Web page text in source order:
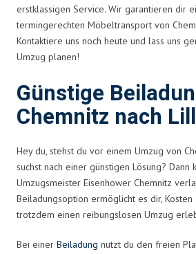
erstklassigen Service. Wir garantieren dir
termingerechten Möbeltransport von
Kontaktiere uns noch heute und lass uns
Umzug planen!
Günstige
Chemnitz nach
Hey du, stehst du vor einem Umzug von
suchst nach einer günstigen Lösung? Dann
Umzugsmeister Eisenhower Chemnitz
Beiladungsoption ermöglicht es dir,
trotzdem einen reibungslosen Umzug
Bei einer Beiladung nutzt du den freien